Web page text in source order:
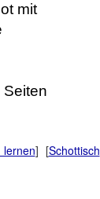
mit
Seiten
] [Schottisch